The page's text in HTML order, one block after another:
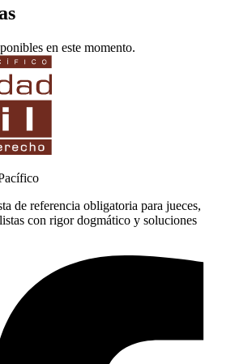
en este momento.
de referencia obligatoria para jueces,
con rigor dogmático y soluciones